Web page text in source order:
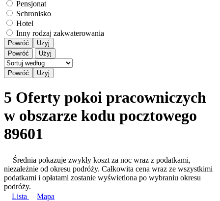
Pensjonat
Schronisko
Hotel
Inny rodzaj zakwaterowania
Powróć
Użyj
Powróć
Użyj
5 Oferty pokoi pracowniczych
w obszarze kodu pocztowego
89601
Średnia pokazuje zwykły koszt za noc wraz z podatkami,
niezależnie od okresu podróży. Całkowita cena wraz ze wszystkimi
podatkami i opłatami zostanie wyświetlona po wybraniu okresu
podróży.
Lista
Mapa